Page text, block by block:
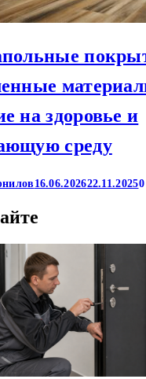
на здоровье и
среду
16.06.202622.11.20250